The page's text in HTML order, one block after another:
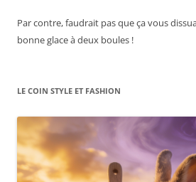
Par contre, faudrait pas que ça vous
bonne glace à deux boules !
LE COIN STYLE ET FASHION